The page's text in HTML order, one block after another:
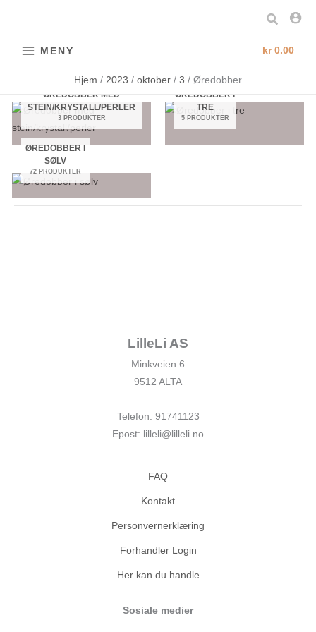
Søk
MENY kr0.00
Hjem 2023 oktober 3 Øredobber
ØREDOBBER MED
STEIN/KRYSTALL/PERLER
3 PRODUKTER
ØREDOBBER I
TRE
5 PRODUKTER
ØREDOBBER I
SØLV
72 PRODUKTER
LilleLi AS
Minkveien 6
9512 ALTA
Telefon: 91741123
Epost: lilleli@lilleli.no
FAQ
Kontakt
Personvernerklæring
Forhandler Login
Her kan du handle
Sosiale medier